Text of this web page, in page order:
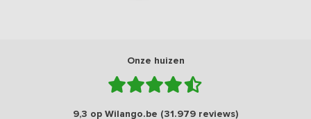
Onze huizen
9,3 op Wilango.be (31.979 reviews)